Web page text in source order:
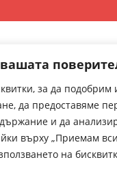
за да подобрим
да предоставяме
и да
върху „Приемам
на